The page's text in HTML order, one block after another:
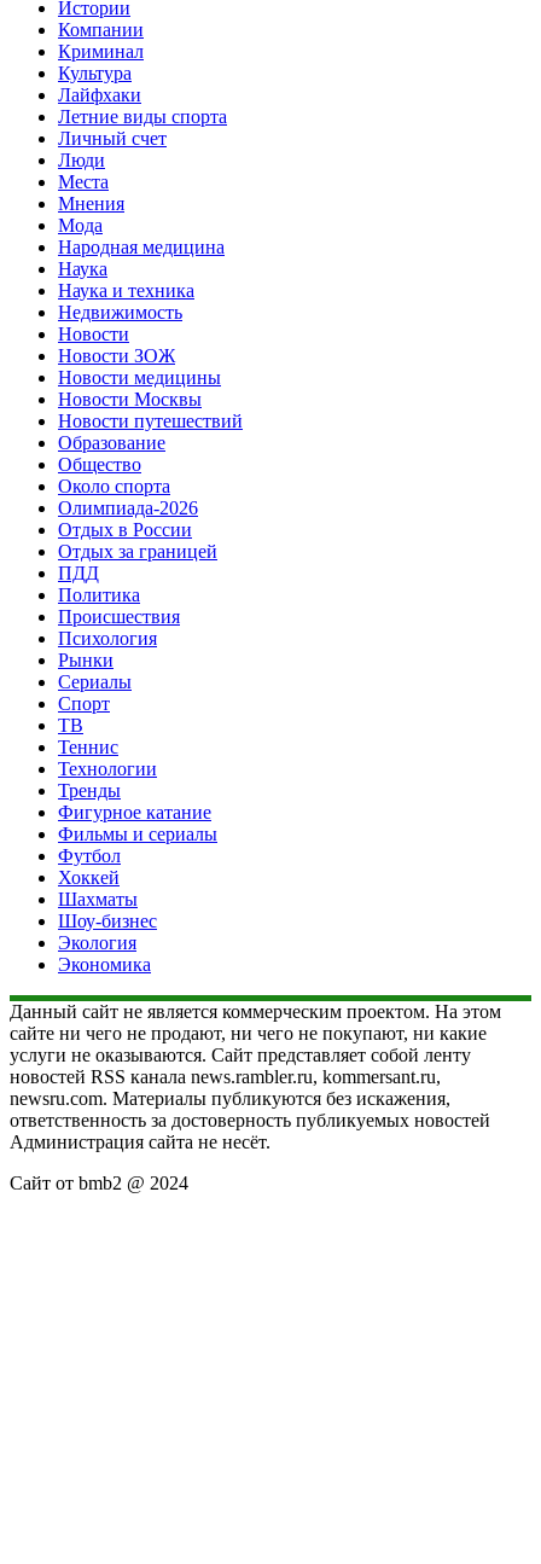
Истории
Компании
Криминал
Культура
Лайфхаки
Летние виды спорта
Личный счет
Люди
Места
Мнения
Мода
Народная медицина
Наука
Наука и техника
Недвижимость
Новости
Новости ЗОЖ
Новости медицины
Новости Москвы
Новости путешествий
Образование
Общество
Около спорта
Олимпиада-2026
Отдых в России
Отдых за границей
ПДД
Политика
Происшествия
Психология
Рынки
Сериалы
Спорт
ТВ
Теннис
Технологии
Тренды
Фигурное катание
Фильмы и сериалы
Футбол
Хоккей
Шахматы
Шоу-бизнес
Экология
Экономика
Данный сайт не является коммерческим проектом. На этом
сайте ни чего не продают, ни чего не покупают, ни какие
услуги не оказываются. Сайт представляет собой ленту
новостей RSS канала news.rambler.ru, kommersant.ru,
newsru.com. Материалы публикуются без искажения,
ответственность за достоверность публикуемых новостей
Администрация сайта не несёт.
Сайт от bmb2 @ 2024